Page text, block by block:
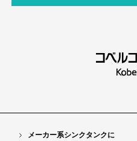
メーカー系シンクタンクに